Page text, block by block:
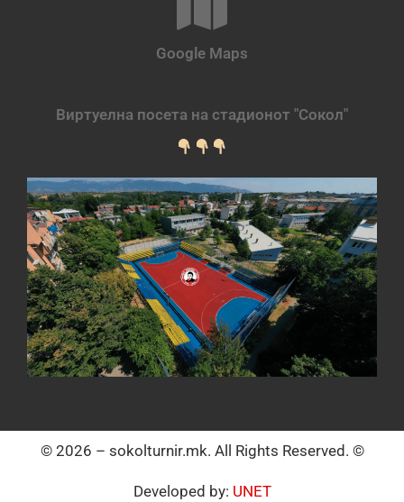
Google Maps
Виртуелна посета на стадионот "Сокол"
© 2026 – sokolturnir.mk. All Rights Reserved. ©
Developed by: UNET